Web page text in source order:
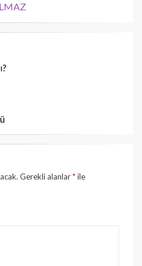
Gerekli alanlar*ile